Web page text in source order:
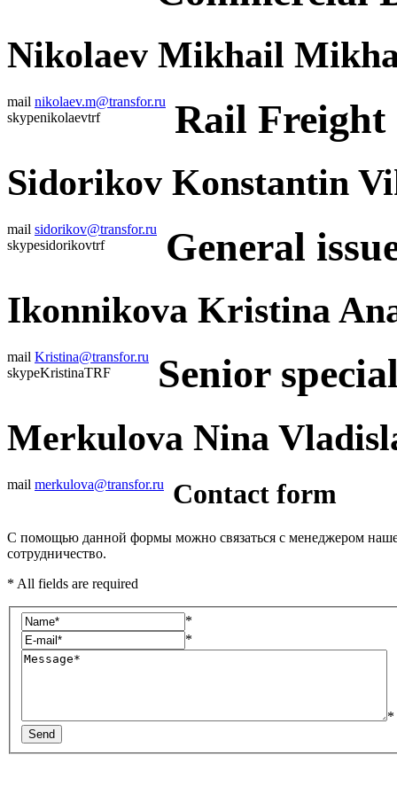
Nikolaev Mikhail
mail nikolaev.m@transfor.ru
skypenikolaevtrf Rail Freight
Sidorikov Konstantin
mail sidorikov@transfor.ru
skypesidorikovtrf General
Ikonnikova Kristina
mail Kristina@transfor.ru
skypeKristinaTRF Senior
Merkulova Nina
mail merkulova@transfor.ru Contact form
С помощью данной формы можно связаться с менеджером
сотрудничество.
* All fields are required
*
*
*
Send